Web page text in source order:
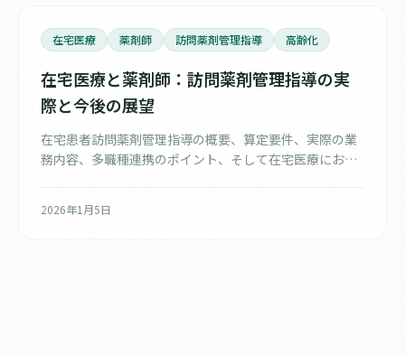
在宅医療 薬剤師 訪問薬剤管理指導 高齢化
在宅医療と薬剤師：訪問薬剤管理指導の実
際と今後の展望
在宅患者訪問薬剤管理指導の概要、算定要件、実際の業
務内容、多職種連携のポイント、そして在宅医療におけ
2026年1月5日